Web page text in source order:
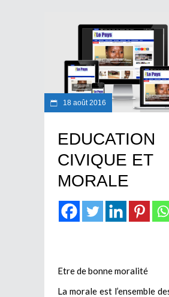
18 août 2016
EDUCATION
CIVIQUE ET
MORALE
Etre de bonne moralité
La morale est l’ensemble